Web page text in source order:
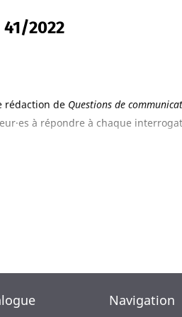
2022
rédaction de Questions de
à répondre à chaque
aborde la communication
Navigation